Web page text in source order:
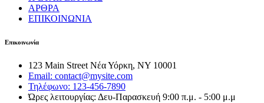
ΑΡΘΡΑ
ΕΠΙΚΟΙΝΩΝΙΑ
Επικοινωνία
123 Main Street Νέα Υόρκη, NY 10001
Email: contact@mysite.com
Τηλέφωνο: 123-456-7890
Ώρες λειτουργίας: Δευ-Παρασκευή 9:00 π.μ. - 5:00 μ.μ